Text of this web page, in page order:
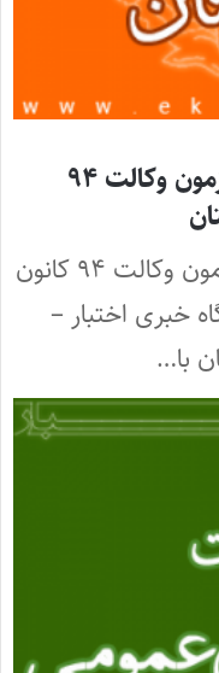
اسامی پذیرفته شدگان نهایی آزمون وکالت ۹۴
اسامی پذیرفته شدگان نهایی آزمون وکالت ۹۴ کانون
خبری اختبار –
با…